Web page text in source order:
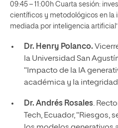
09:45 – 11:00h Cuarta sesión:
científicos y metodológicos en la
mediada por inteligencia artificial’
Dr. Henry Polanco.
la Universidad San
“Impacto de la IA
académica y la
Dr. Andrés Rosales.
Tech, Ecuador, “Riesgos,